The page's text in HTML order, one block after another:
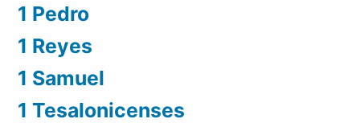
1 Pedro
1 Reyes
1 Samuel
1 Tesalonicenses